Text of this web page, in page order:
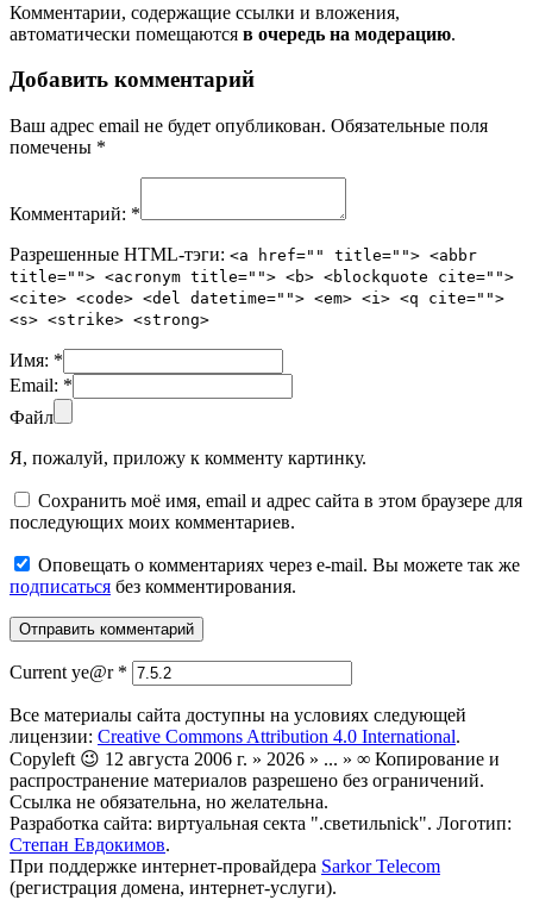
Комментарии, содержащие ссылки и вложения,
автоматически помещаются в очередь на модерацию.
Добавить комментарий
Ваш адрес email не будет опубликован. Обязательные поля
помечены *
Комментарий: *
Разрешенные HTML-тэги: <a href="" title=""> <abbr
title=""> <acronym title=""> <b> <blockquote cite="">
<cite> <code> <del datetime=""> <em> <i> <q cite="">
<s> <strike> <strong>
Имя: *
Email: *
Файл
Я, пожалуй, приложу к комменту картинку.
Сохранить моё имя, email и адрес сайта в этом браузере для
последующих моих комментариев.
Оповещать о комментариях через e-mail. Вы можете так же
подписаться без комментирования.
Current ye@r *
Все материалы сайта доступны на условиях следующей
лицензии: Creative Commons Attribution 4.0 International.
Copyleft 😉 12 августа 2006 г. » 2026 » ... » ∞ Копирование и
распространение материалов разрешено без ограничений.
Ссылка не обязательна, но желательна.
Разработка сайта: виртуальная секта ".светильnick". Логотип:
Степан Евдокимов.
При поддержке интернет-провайдера Sarkor Telecom
(регистрация домена, интернет-услуги).